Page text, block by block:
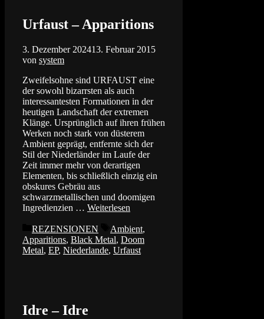
Urfaust – Apparitions
3. Dezember 202413. Februar 2015
von system
Zweifelsohne sind URFAUST eine
der sowohl bizarrsten als auch
interessantesten Formationen in der
heutigen Landschaft der extremen
Klänge. Ursprünglich auf ihren frühen
Werken noch stark von düsterem
Ambient geprägt, entfernte sich der
Stil der Niederländer im Laufe der
Zeit immer mehr von derartigen
Elementen, bis schließlich einzig ein
obskures Gebräu aus
schwarzmetallischen und doomigen
Ingredienzien … Weiterlesen
Kategorien
REZENSIONEN Schlagwörter
Ambient,
Apparitions, Black Metal, Doom
Metal, EP, Niederlande, Urfaust
Idre – Idre